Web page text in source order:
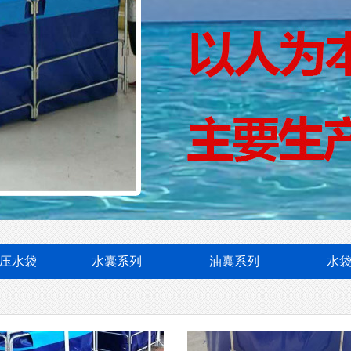
水袋 水囊系列 油囊系列 水
支架水池 支架水池